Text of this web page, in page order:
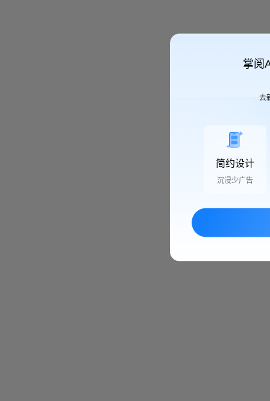
掌阅
去
简约设计
沉浸少广告